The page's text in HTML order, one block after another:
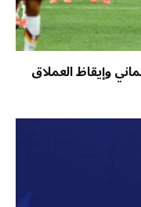
وإيقاظ العملاق